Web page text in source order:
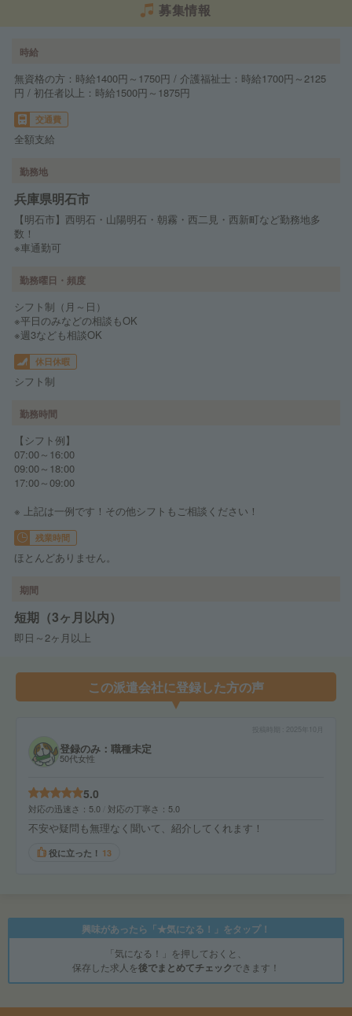
募集情報
時給
無資格の方：時給1400円～1750円 / 介護福祉士：時給1700円～2125
円 / 初任者以上：時給1500円～1875円
交通費
全額支給
勤務地
兵庫県明石市
【明石市】西明石・山陽明石・朝霧・西二見・西新町など勤務地多
数！
※車通勤可
勤務曜日・頻度
シフト制（月～日）
※平日のみなどの相談もOK
※週3なども相談OK
休日休暇
シフト制
勤務時間
【シフト例】
07:00～16:00
09:00～18:00
17:00～09:00
※ 上記は一例です！その他シフトもご相談ください！
残業時間
ほとんどありません。
期間
短期（3ヶ月以内）
即日～2ヶ月以上
この派遣会社に登録した方の声
2025年10月
登録のみ：職種未定
50代女性
5.0
対応の迅速さ 5.0 対応の丁寧さ 5.0
不安や疑問も無理なく聞いて、紹介してくれます！
役に立った！ 13
興味があったら「★気になる！」をタップ！
「気になる！」を押しておくと、
保存した求人を後でまとめてチェックできます！